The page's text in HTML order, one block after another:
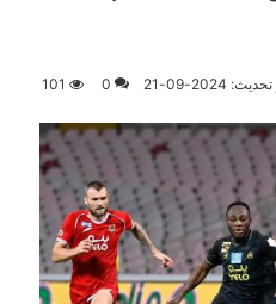
2024-09-21
0
101